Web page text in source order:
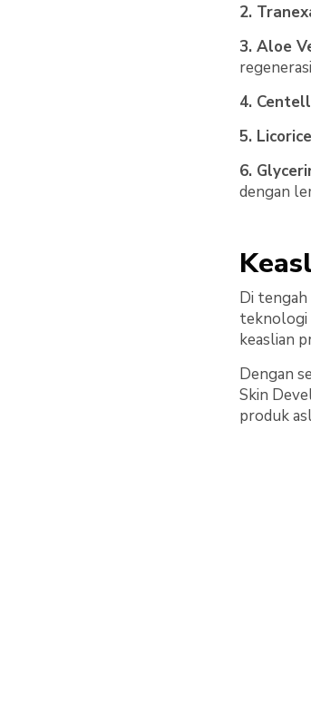
2.
3. Aloe
4.
5.
6.
dengan
Di tengah
teknologi
keaslian
Dengan
Skin
produk